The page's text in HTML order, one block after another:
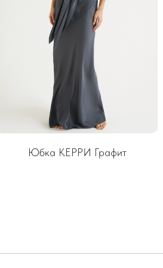
Юбка КЕРРИ Графит